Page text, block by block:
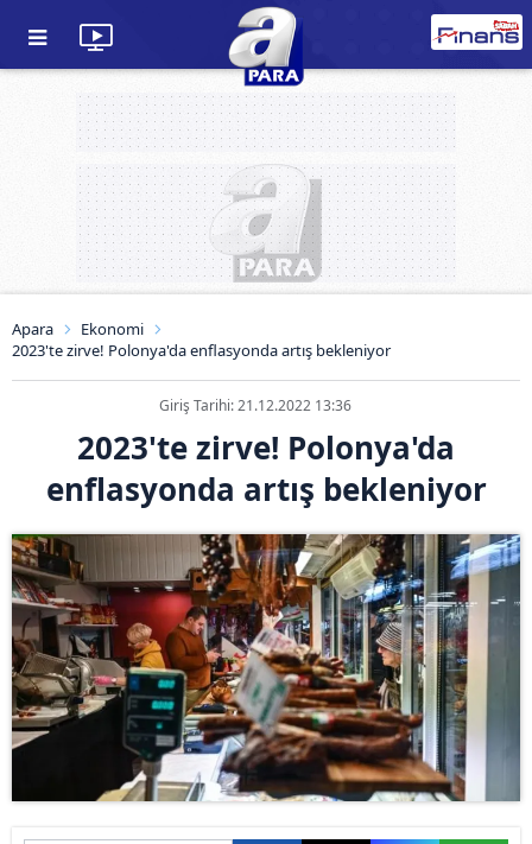
Apara
Ekonomi
2023'te zirve! Polonya'da enflasyonda artış bekleniyor
Giriş Tarihi: 21.12.2022 13:36
2023'te zirve! Polonya'da
enflasyonda artış bekleniyor